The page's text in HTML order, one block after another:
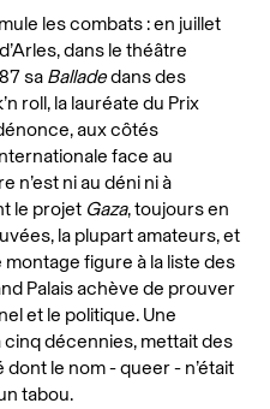
les combats : en juillet
dans le théâtre
saBalladedans des
roll, la lauréate du Prix
aux côtés
face au
n’est ni au déni ni à
le projet Gaza, toujours en
la plupart amateurs, et
figure à la liste des
Palais achève de prouver
et le politique. Une
décennies, mettait des
le nom - queer - n’était
tabou.